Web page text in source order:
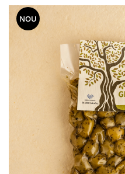
OȚETURI ȘI SOSURI
SOSURI
FĂINĂ FĂRĂ GLUTEN
BĂUTURI / LAPTE VEGETAL
OREZ ȘI CEREALE
CREME ȘI PASTE TARTINABILE
CONDIMENTE
CEAIURI GRECEȘTI
CIOCOLATĂ ȘI CACAO
HEALTHY SNACKS
NOU